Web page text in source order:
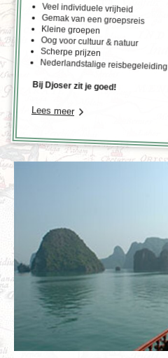
Veel individuele vrijheid
Gemak van een groepsreis
Kleine groepen
Oog voor cultuur & natuur
Scherpe prijzen
Nederlandstalige reisbegeleiding
Bij Djoser zit je goed!
Lees meer